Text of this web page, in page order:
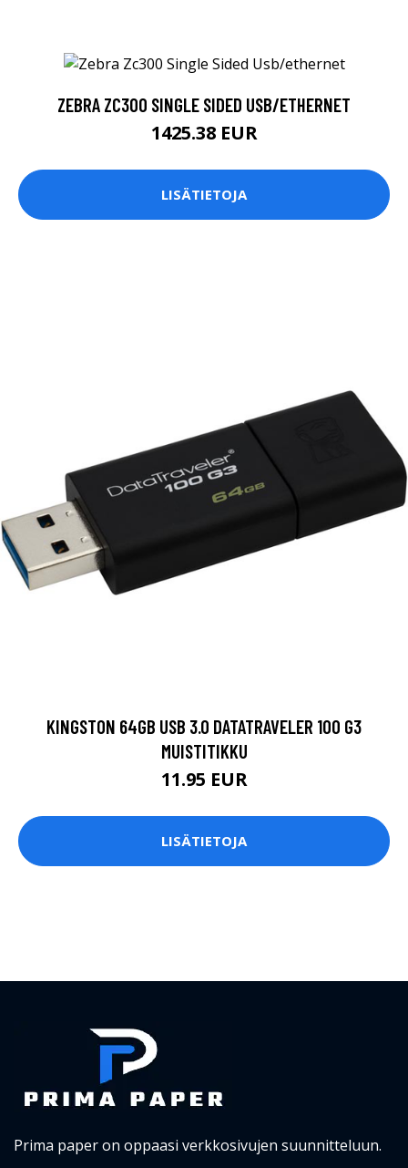
ZEBRA ZC300 SINGLE SIDED USB/ETHERNET
1425.38 EUR
LISÄTIETOJA
KINGSTON 64GB USB 3.0 DATATRAVELER 100 G3
MUISTITIKKU
11.95 EUR
LISÄTIETOJA
Prima paper on oppaasi verkkosivujen suunnitteluun.